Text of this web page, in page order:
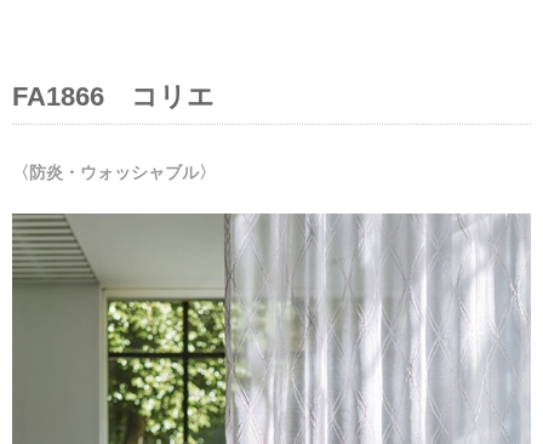
FA1866 コリエ
〈防炎・ウォッシャブル〉